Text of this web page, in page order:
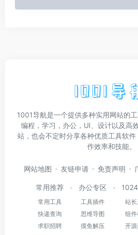
1001导航是一个提供多种实用网站的工
编程，学习，办公，UI、设计以及高
站，也会不定时分享各种优质工具软
作效率和技能。
网站地图 友链申请 免责声明
常用推荐
常用工具
快递查询
求职招聘
办公专区
工具插件
思维导图
摸鱼解压
站
组
开